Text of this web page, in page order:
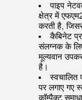
पाइप
क्षेत्र में
करती है,
कैबिनेट
संलग्नक के
मूल्यवान
है।
स्वचालित
पर लगाए गए
कॉम्पैक्ट